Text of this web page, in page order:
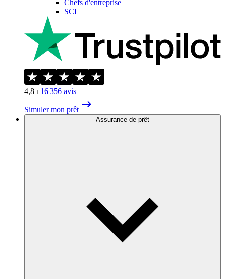
Chefs d'entreprise
SCI
4,8 ⏐ 16 356 avis
Simuler mon prêt
Assurance de prêt